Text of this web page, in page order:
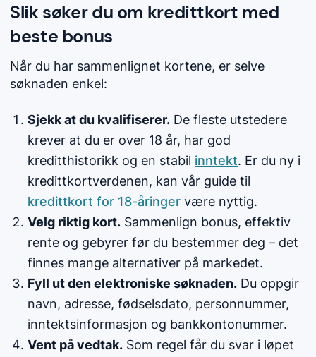
Slik søker du om kredittkort med
beste bonus
Når du har sammenlignet kortene, er selve
søknaden enkel:
Sjekk at du kvalifiserer. De fleste utstedere
krever at du er over 18 år, har god
kreditthistorikk og en stabil inntekt. Er du ny i
kredittkortverdenen, kan vår guide til
kredittkort for 18-åringer være nyttig.
Velg riktig kort. Sammenlign bonus, effektiv
rente og gebyrer før du bestemmer deg – det
finnes mange alternativer på markedet.
Fyll ut den elektroniske søknaden. Du oppgir
navn, adresse, fødselsdato, personnummer,
inntektsinformasjon og bankkontonummer.
Vent på vedtak. Som regel får du svar i løpet